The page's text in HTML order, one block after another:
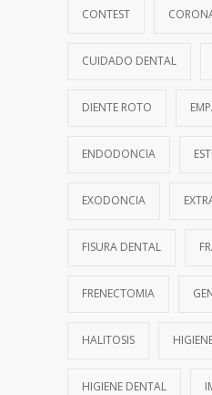
CONTEST
CUIDADO DENTAL
DIENTE ROTO
ENDODONCIA
EXODONCIA
FISURA DENTAL
FRENECTOMIA
HALITOSIS
HIGIENE DENTAL